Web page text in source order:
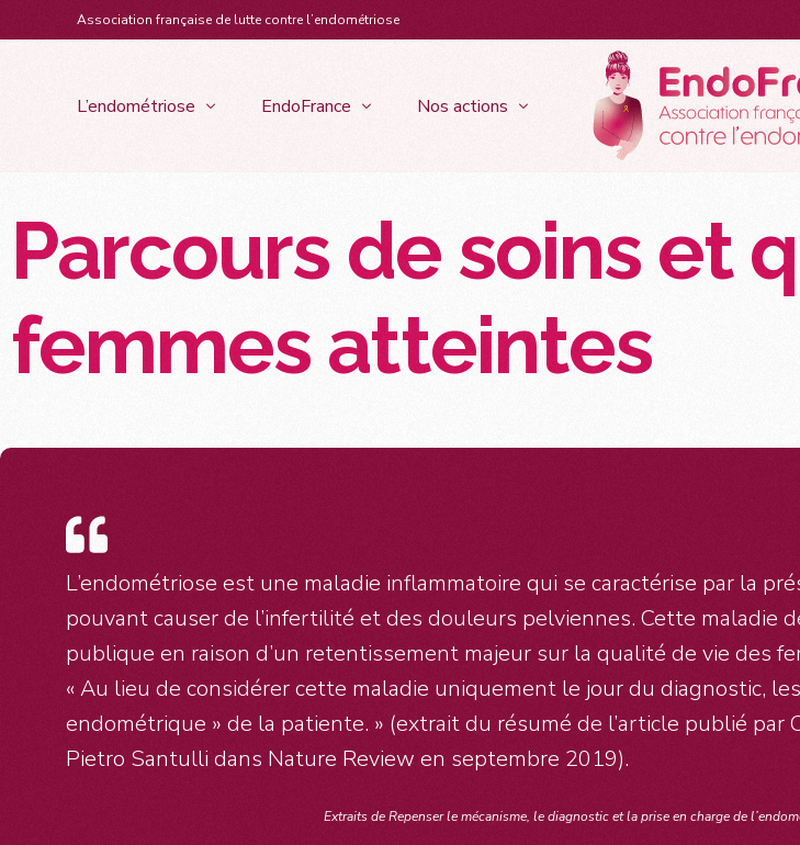
principal
Association française de lutte contre l’endométriose
L’endométriose
Les formes de l’endométriose
présence en dehors de la cavité utérine
de tissu semblable à la muqueuse
utérine*…
Les symptômes
Dyspareunie : douleurs lors des
Troubles digestifs
Règles douloureuses
Troubles Urinaires
Que
Les traitements
La préservation
EndoFrance
Les bénévoles d’EndoFrance
Notre marraine : Laëtitia Milot
Notre parrain : Thomas Ramos
Le rôle du conseil
Nos actions
Événements & Rencontres en région
Recherches &
Appels à Projets
La recherche
Parcours de soins et
femmes atteintes
L’endométriose est une maladie inflammatoire qui se caractérise par la
pouvant causer de l’infertilité et des douleurs pelviennes. Cette maladie
publique en raison d’un retentissement majeur sur la qualité de vie des
« Au lieu de considérer cette maladie uniquement le jour du diagnostic,
endométrique » de la patiente. » (extrait du résumé de l’article publié
Pietro Santulli dans Nature Review en septembre 2019).
Extraits de Repenser le mécanisme, le diagnostic et la prise en charge de